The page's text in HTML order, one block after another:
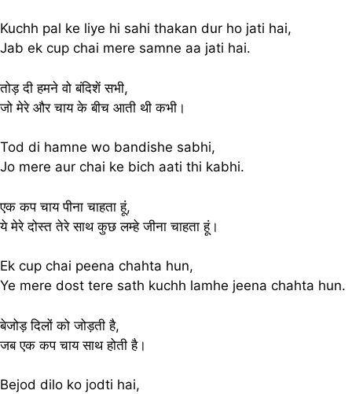
Kuchh pal ke liye hi sahi thakan dur ho jati hai,
Jab ek cup chai mere samne aa jati hai.
तोड़ दी हमने वो बंदिशें सभी,
जो मेरे और चाय के बीच आती थी कभी।
Tod di hamne wo bandishe sabhi,
Jo mere aur chai ke bich aati thi kabhi.
एक कप चाय पीना चाहता हूं,
ये मेरे दोस्त तेरे साथ कुछ लम्हे जीना चाहता हूं।
Ek cup chai peena chahta hun,
Ye mere dost tere sath kuchh lamhe jeena chahta hun.
बेजोड़ दिलों को जोड़ती है,
जब एक कप चाय साथ होती है।
Bejod dilo ko jodti hai,